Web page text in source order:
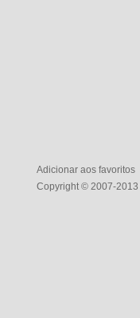
Adicionar aos favoritos
Copyright © 2007-2013